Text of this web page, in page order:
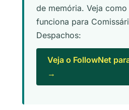
de memória. Veja
funciona para
Despachos:
Veja o FollowNet
→